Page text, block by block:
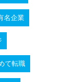
名企業
て転職